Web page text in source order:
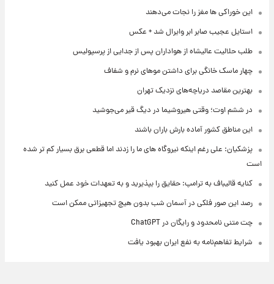
این خوراکی ها مغز را نجات می‌دهند
استایل عجیب صابر ابر وایرال شد + عکس
طلب حلالیت عالیشاه از هواداران پس از جدایی از پرسپولیس
چهار ماسک خانگی برای داشتن موهای نرم و شفاف
بهترین مقاصد دریاچه‌های نزدیک تهران
در ششم اوت؛ وقتی هیروشیما در دیگ قیر می‌جوشید
این مناطق کشور آماده بارش باران باشند
پزشکیان: علی رغم اینکه نیروگاه های ما را زدند اما قطعی برق بسیار کم تر شده
است
کنایه قالیباف به ترامپ: حقایق را بپذیرید و به تعهدات خود عمل کنید
رصد این صور فلکی در آسمان شب بدون هیچ تجهیزاتی ممکن است
چت متنی نامحدود و رایگان در ChatGPT
شرایط تفاهم‌نامه به نفع ایران بهبود یافت